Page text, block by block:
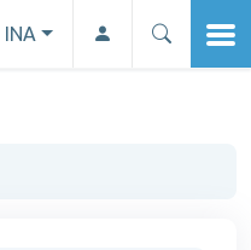
INA